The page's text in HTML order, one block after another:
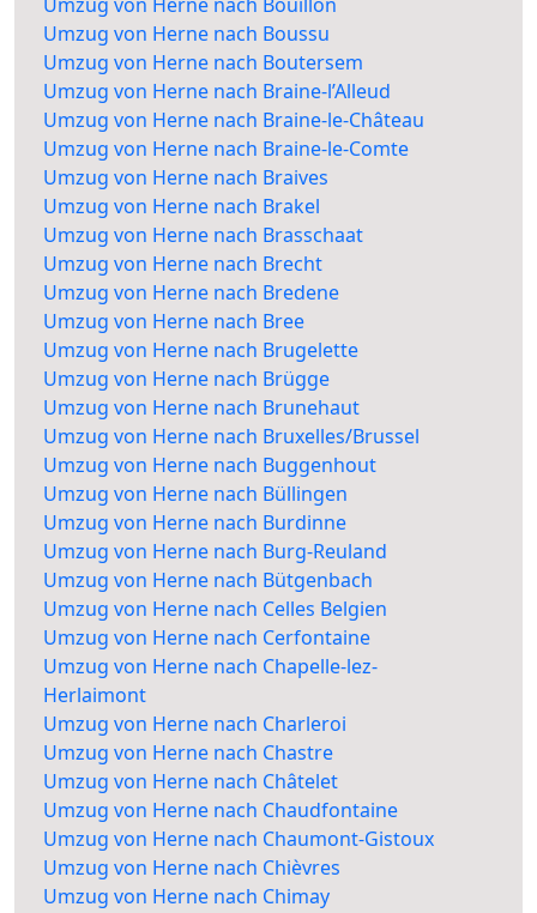
Umzug von Herne nach Boussu
Umzug von Herne nach Boutersem
Umzug von Herne nach Braine-l’Alleud
Umzug von Herne nach Braine-le-Château
Umzug von Herne nach Braine-le-Comte
Umzug von Herne nach Braives
Umzug von Herne nach Brakel
Umzug von Herne nach Brasschaat
Umzug von Herne nach Brecht
Umzug von Herne nach Bredene
Umzug von Herne nach Bree
Umzug von Herne nach Brugelette
Umzug von Herne nach Brügge
Umzug von Herne nach Brunehaut
Umzug von Herne nach Bruxelles/Brussel
Umzug von Herne nach Buggenhout
Umzug von Herne nach Büllingen
Umzug von Herne nach Burdinne
Umzug von Herne nach Burg-Reuland
Umzug von Herne nach Bütgenbach
Umzug von Herne nach Celles Belgien
Umzug von Herne nach Cerfontaine
Umzug von Herne nach Chapelle-lez-
Herlaimont
Umzug von Herne nach Charleroi
Umzug von Herne nach Chastre
Umzug von Herne nach Châtelet
Umzug von Herne nach Chaudfontaine
Umzug von Herne nach Chaumont-Gistoux
Umzug von Herne nach Chièvres
Umzug von Herne nach Chimay